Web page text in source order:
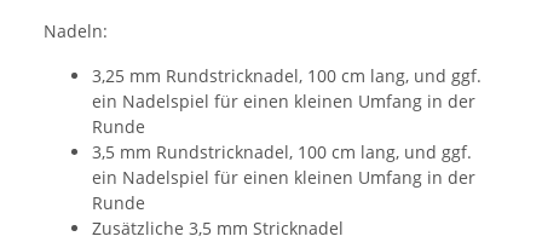
Nadeln:
3,25 mm Rundstricknadel, 100 cm lang, und ggf.
ein Nadelspiel für einen kleinen Umfang in der
Runde
3,5 mm Rundstricknadel, 100 cm lang, und ggf.
ein Nadelspiel für einen kleinen Umfang in der
Runde
Zusätzliche 3,5 mm Stricknadel